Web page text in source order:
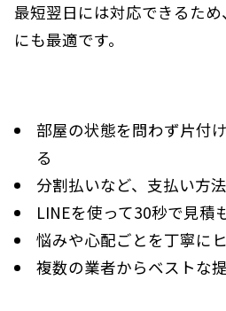
最短翌日には対応できるた
にも最適です。
部屋の状態を問わず片付
る
分割払いなど、支払い方
LINEを使って30秒で見積
悩みや心配ごとを丁寧に
複数の業者からベストな